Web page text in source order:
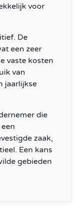
voor
De
een zeer
vaste kosten
van
jaarlijkse
die
zaak,
Een kans
gebieden